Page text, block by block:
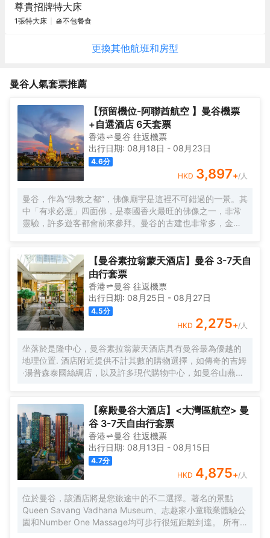
尊貴招牌特大床
1張特大床 不包餐食
更換其他航班和房型
曼谷人氣套票推薦
【預留機位-阿聯酋航空 】曼谷機票
+自選酒店 6天套票
香港 曼谷 往返機票
出行日期: 08月18日 - 08月23日
4.6分
HKD 3,897+/人
曼谷，作為“佛教之都”，佛像廟宇是這裡不可錯過的一景。其
中「有求必應」四面佛，是泰國香火最旺的佛像之一，非常
靈驗，許多遊客都會前來參拜。曼谷的古建也非常多，金碧
驗一下傳統泰式「馬殺雞」的古法按摩，或者與大象來一次
親密接觸，感受這座熱帶的城市獨特風情。 每年4月的宋幹
節，是泰國的傳統新年，人們在參拜寺院、浴佛儀式之後會
舉行熱鬧的潑水慶祝，考山路和是隆路的慶祝最為瘋狂。 12
月的水燈節也是一年一度的盛會，人們在河邊漂放水燈，湄
南河畔、朱拉隆功大學和藍毘尼公園等地尤其熱鬧，還會有
水燈小姐選美、歌唱比賽、戲劇表演等活動。
【曼谷素拉翁蒙天酒店】曼谷 3-7天自
由行套票
香港 曼谷 往返機票
出行日期: 08月25日 - 08月27日
4.5分
HKD 2,275+/人
坐落於是隆中心，曼谷素拉翁蒙天酒店具有曼谷最為優越的
地理位置. 酒店附近提供不計其數的購物選擇，如傳奇的吉姆
·湯普森泰國絲綢店，以及許多現代購物中心，如曼谷山燕生
公園的綠色風景。並且，這裏的溝通也非常方便，離MRT山
燕站及BTS沙拉鈴站很近。
【察殿曼谷大酒店】<大灣區航空> 曼
谷 3-7天自由行套票
香港 曼谷 往返機票
出行日期: 08月13日 - 08月15日
4.7分
HKD 4,875+/人
位於曼谷，該酒店將是您旅途中的不二選擇。著名的景點
Queen Savang Vadhana Museum、志趣家小童職業體驗公
園和Number One Massage均可步行很短距離到達。 所有